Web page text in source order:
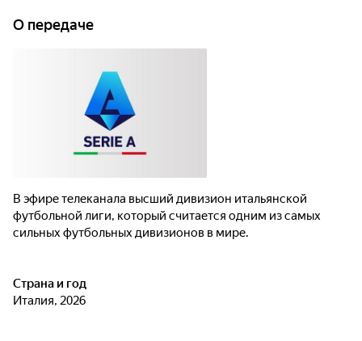
О передаче
В эфире телеканала высший дивизион итальянской
футбольной лиги, который считается одним из самых
сильных футбольных дивизионов в мире.
Страна и год
Италия, 2026